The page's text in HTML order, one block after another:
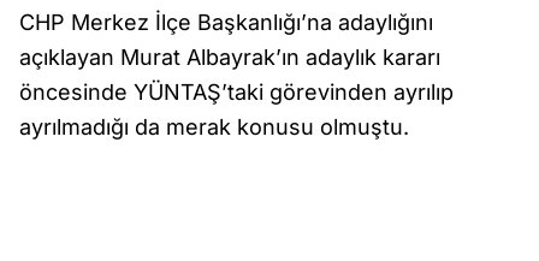
CHP Merkez İlçe Başkanlığı’na adaylığını
açıklayan Murat Albayrak’ın adaylık kararı
öncesinde YÜNTAŞ’taki görevinden ayrılıp
ayrılmadığı da merak konusu olmuştu.